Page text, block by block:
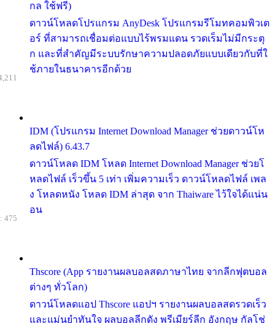
กล ใช้ฟรี)
ดาวน์โหลดโปรแกรม AnyDesk โปรแกรมรีโมทคอมพิวเต
อร์ ที่สามารถเชื่อมต่อแบบไร้พรมแดน รวดเร็มไม่มีกระตุ
ก และที่สำคัญมีระบบรักษาความปลอดภัยแบบเดียวกับที่ใ
ช้ภายในธนาคารอีกด้วย
IDM (โปรแกรม Internet Download Manager ช่วยดาวน์โห
ลดไฟล์) 6.43.7
ดาวน์โหลด IDM โหลด Internet Download Manager ช่วยโ
หลดไฟล์ เร็วขึ้น 5 เท่า เพิ่มความเร็ว ดาวน์โหลดไฟล์ เพล
ง โหลดหนัง โหลด IDM ล่าสุด จาก Thaiware ไว้ใจได้แน่น
อน
Thscore (App รายงานผลบอลสดภาษาไทย จากลีกฟุตบอล
ต่างๆ ทั่วโลก)
ดาวน์โหลดแอป Thscore แอปฯ รายงานผลบอลสดรวดเร็ว
และแม่นยำทันใจ ผลบอลลีกดัง พรีเมียร์ลีก อังกฤษ กัลโช่
475